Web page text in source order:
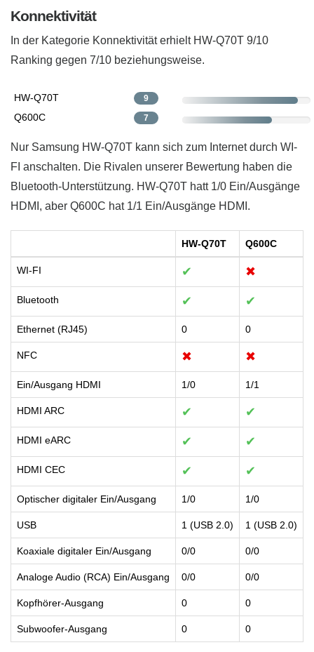
Konnektivität
In der Kategorie Konnektivität erhielt HW-Q70T 9/10
Ranking gegen 7/10 beziehungsweise.
HW-Q70T 9
Q600C 7
Nur Samsung HW-Q70T kann sich zum Internet durch WI-
FI anschalten. Die Rivalen unserer Bewertung haben die
Bluetooth-Unterstützung. HW-Q70T hatt 1/0 Ein/Ausgänge
HDMI, aber Q600C hat 1/1 Ein/Ausgänge HDMI.
HW-Q70T Q600C
WI-FI ✔ ✖
Bluetooth ✔ ✔
Ethernet (RJ45) 0 0
NFC ✖ ✖
Ein/Ausgang HDMI 1/0 1/1
HDMI ARC ✔ ✔
HDMI eARC ✔ ✔
HDMI CEC ✔ ✔
Optischer digitaler Ein/Ausgang 1/0 1/0
USB 1 (USB 2.0) 1 (USB 2.0)
Koaxiale digitaler Ein/Ausgang 0/0 0/0
Analoge Audio (RCA) Ein/Ausgang 0/0 0/0
Kopfhörer-Ausgang 0 0
Subwoofer-Ausgang 0 0